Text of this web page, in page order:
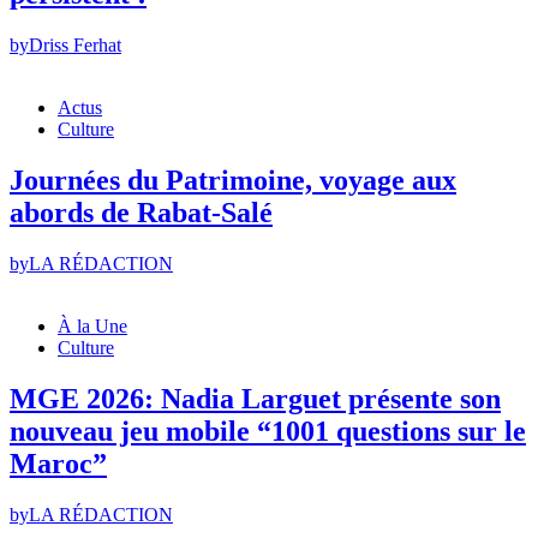
byDriss Ferhat
Actus
Culture
Journées du Patrimoine, voyage aux
abords de Rabat-Salé
byLA RÉDACTION
À la Une
Culture
MGE 2026: Nadia Larguet présente son
nouveau jeu mobile “1001 questions sur le
Maroc”
byLA RÉDACTION